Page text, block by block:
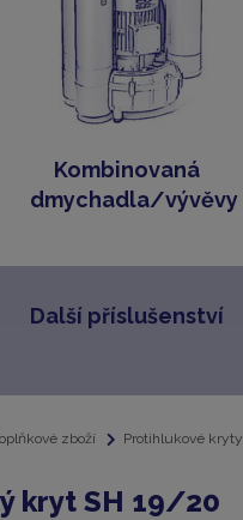
Kombinovaná
dmychadla/vývěvy
Další příslušenství
zboží Protihlukové kryty
kryt SH 19/20